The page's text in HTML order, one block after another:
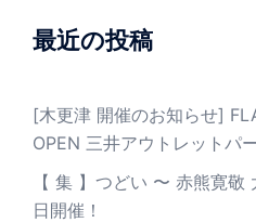
最近の投稿
[木更津 開催のお知らせ]
OPEN 三井アウトレットパ
【 集 】つどい 〜 赤熊寛
日開催！